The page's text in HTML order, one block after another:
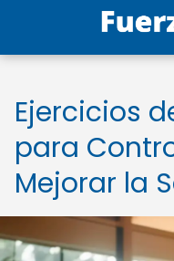
Ejercicios
para
Mejorar la